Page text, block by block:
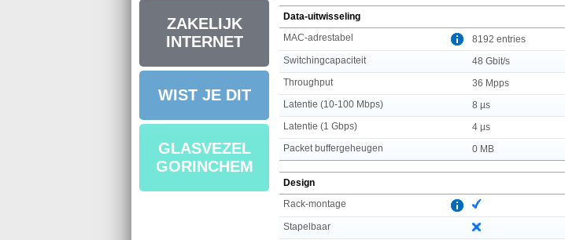
ZAKELIJK
INTERNET
WIST JE DIT
GLASVEZEL
GORINCHEM
Data-uitwisseling
MAC-adrestabel
8192 entries
Switchingcapaciteit
48 Gbit/s
Throughput
36 Mpps
Latentie (10-100 Mbps)
8 µs
Latentie (1 Gbps)
4 µs
Packet buffergeheugen
0 MB
Design
Rack-montage
Stapelbaar